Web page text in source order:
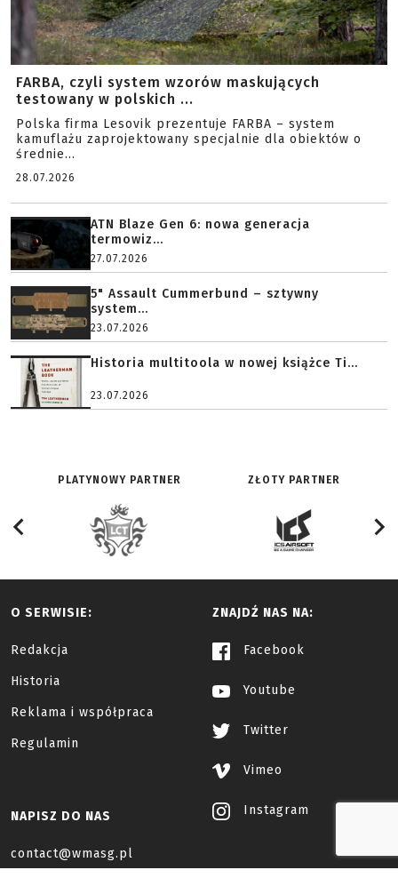
FARBA, czyli system wzorów maskujących
testowany w polskich ...
Polska firma Lesovik prezentuje FARBA – system
kamuflażu zaprojektowany specjalnie dla obiektów o
średnie...
28.07.2026
ATN Blaze Gen 6: nowa generacja
termowiz...
27.07.2026
5" Assault Cummerbund – sztywny
system...
23.07.2026
Historia multitoola w nowej książce Ti...
23.07.2026
PLATYNOWY PARTNER ZŁOTY PARTNER
O SERWISIE:
Redakcja
Historia
Reklama i współpraca
Regulamin
ZNAJDŹ NAS NA:
Facebook
Youtube
Twitter
Vimeo
Instagram
NAPISZ DO NAS
contact@wmasg.pl